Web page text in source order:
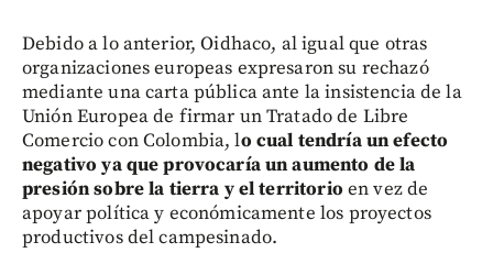
Debido a lo anterior, Oidhaco, al igual que otras
organizaciones europeas expresaron su rechazó
mediante una carta pública ante la insistencia de la
Unión Europea de firmar un Tratado de Libre
Comercio con Colombia, lo cual tendría un efecto
negativo ya que provocaría un aumento de la
presión sobre la tierra y el territorio en vez de
apoyar política y económicamente los proyectos
productivos del campesinado.